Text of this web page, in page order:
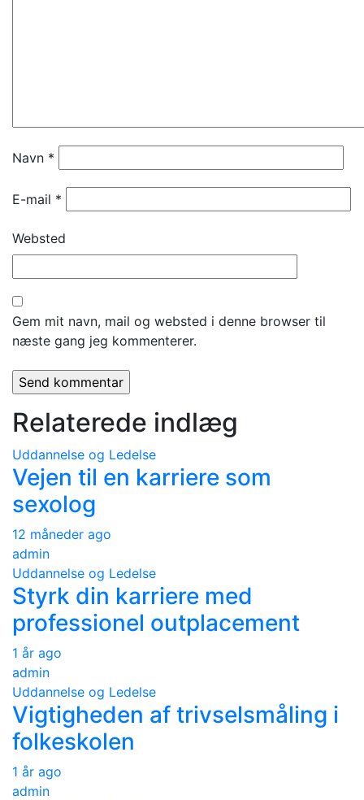
Navn *
E-mail *
Websted
Gem mit navn, mail og websted i denne browser til
næste gang jeg kommenterer.
Relaterede indlæg
Uddannelse og Ledelse
Vejen til en karriere som
sexolog
12 måneder ago
admin
Uddannelse og Ledelse
Styrk din karriere med
professionel outplacement
1 år ago
admin
Uddannelse og Ledelse
Vigtigheden af trivselsmåling i
folkeskolen
1 år ago
admin